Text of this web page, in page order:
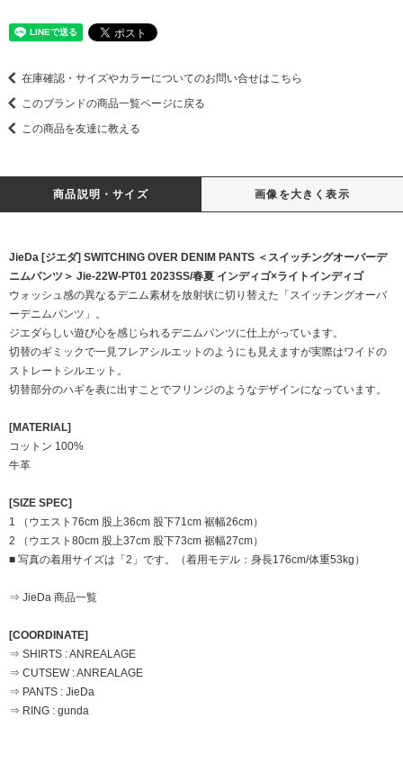
在庫確認・サイズやカラーについてのお問い合せはこちら
このブランドの商品一覧ページに戻る
この商品を友達に教える
商品説明・サイズ 画像を大きく表示
JieDa [ジエダ] SWITCHING OVER DENIM PANTS ＜スイッチングオーバーデ
ニムパンツ＞ Jie-22W-PT01 2023SS/春夏 インディゴ×ライトインディゴ
ウォッシュ感の異なるデニム素材を放射状に切り替えた「スイッチングオーバ
ーデニムパンツ」。
ジエダらしい遊び心を感じられるデニムパンツに仕上がっています。
切替のギミックで一見フレアシルエットのようにも見えますが実際はワイドの
ストレートシルエット。
切替部分のハギを表に出すことでフリンジのようなデザインになっています。
[MATERIAL]
コットン 100%
牛革
[SIZE SPEC]
1 （ウエスト76cm 股上36cm 股下71cm 裾幅26cm）
2 （ウエスト80cm 股上37cm 股下73cm 裾幅27cm）
■ 写真の着用サイズは「2」です。（着用モデル：身長176cm/体重53kg）
⇒ JieDa 商品一覧
[COORDINATE]
⇒ SHIRTS : ANREALAGE
⇒ CUTSEW : ANREALAGE
⇒ PANTS : JieDa
⇒ RING : gunda